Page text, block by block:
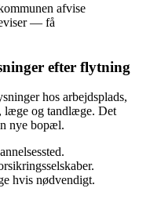
afvise
— få
efter flytning
hos arbejdsplads,
læge og tandlæge. Det
nye bopæl.
hvis nødvendigt.